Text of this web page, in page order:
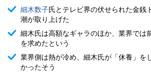
細木数子氏とテレビ界の伏せられた金銭
潮が取り上げた
細木氏は高額なギャラのほか、業界では
を求めたという
業界側は熱が冷め、細木氏が「休養」を
かったそう